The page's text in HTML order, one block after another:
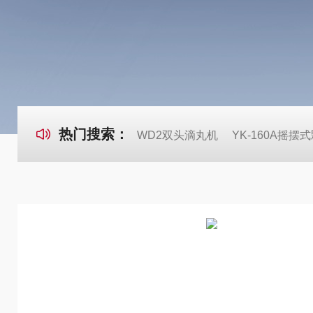
热门搜索： WD2双头滴丸机 YK-160A摇摆